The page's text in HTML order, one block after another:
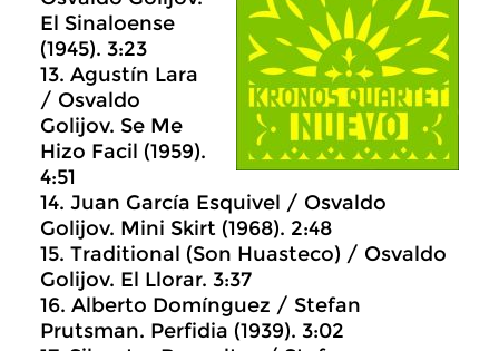
El Sinaloense
(1945). 3:23
13. Agustín Lara
/ Osvaldo
Golijov. Se Me
Hizo Facil (1959).
4:51
14. Juan García Esquivel / Osvaldo
Golijov. Mini Skirt (1968). 2:48
15. Traditional (Son Huasteco) / Osvaldo
Golijov. El Llorar. 3:37
16. Alberto Domínguez / Stefan
Prutsman. Perfidia (1939). 3:02